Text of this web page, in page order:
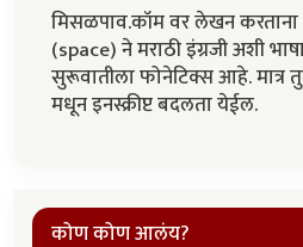
मिसळपाव.कॉम वर लेखन
(space) ने मराठी इंग्रजी अशी
सुरूवातीला फोनेटिक्स आहे. मात्र
मधून इनस्क्रीप्ट बदलता येईल.
कोण कोण आलंय?